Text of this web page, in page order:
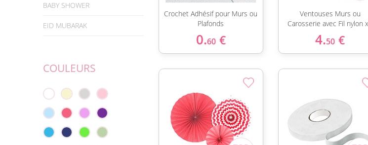
BABY SHOWER
EID MUBARAK
COULEURS
Crochet Adhésif pour Murs ou
Plafonds
0.60 €
Ventouses Murs ou
Carosserie avec Fil nylon
4.50 €